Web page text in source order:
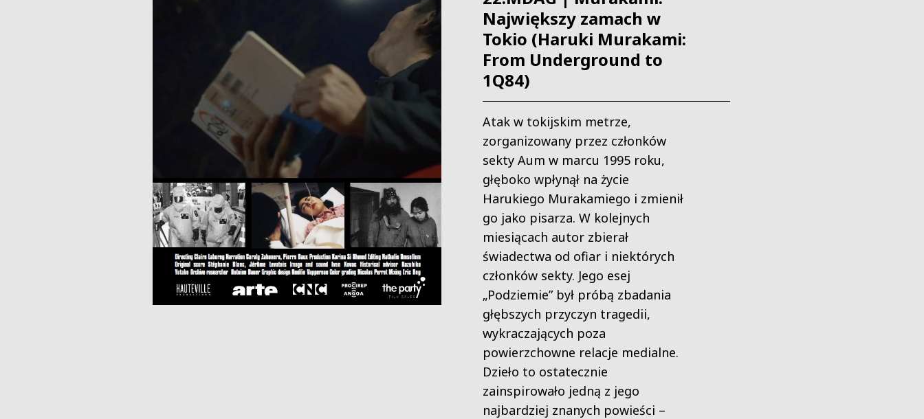
Największy zamach w
Tokio (Haruki Murakami:
From Underground to
1Q84)
Atak w tokijskim metrze,
zorganizowany przez członków
sekty Aum w marcu 1995 roku,
głęboko wpłynął na życie
Harukiego Murakamiego i zmienił
go jako pisarza. W kolejnych
miesiącach autor zbierał
świadectwa od ofiar i niektórych
członków sekty. Jego esej
„Podziemie” był próbą zbadania
głębszych przyczyn tragedii,
wykraczających poza
powierzchowne relacje medialne.
Dzieło to ostatecznie
zainspirowało jedną z jego
najbardziej znanych powieści –